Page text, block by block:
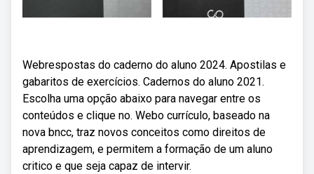
Webrespostas do caderno do aluno 2024. Apostilas e
gabaritos de exercícios. Cadernos do aluno 2021.
Escolha uma opção abaixo para navegar entre os
conteúdos e clique no. Webo currículo, baseado na
nova bncc, traz novos conceitos como direitos de
aprendizagem, e permitem a formação de um aluno
critico e que seja capaz de intervir.